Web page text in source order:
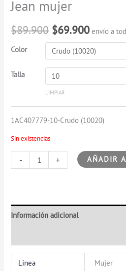
Jean mujer
$89.900
precio
original
era:
$89.900.
$69.900actual
es:
envío a
Color
Talla
LIMPIAR
1AC407779-10-Crudo (10020)
Sin existencias
-
cantidad
+ AÑADIR
Información adicional
Linea Mujer